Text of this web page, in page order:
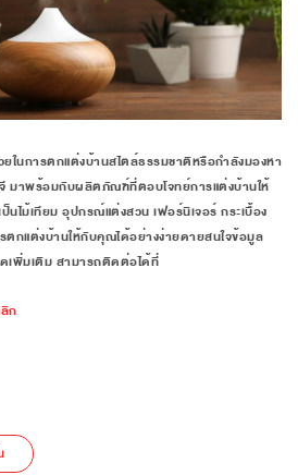
นการตกแต่งบ้านสไตล์ธรรมชาติหรือกำลังมองหา
มาพร้อมกับผลิตภัณฑ์ที่ตอบโจทย์การแต่งบ้านให้
นไม้เทียม อุปกรณ์แต่งสวน เฟอร์นิเจอร์ กระเบื้อง
รตกแต่งบ้านให้กับคุณได้อย่างง่ายดายสนใจข้อมูล
เพิ่มเติม สามารถติดต่อได้ที่
ก